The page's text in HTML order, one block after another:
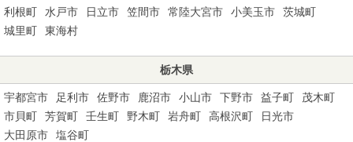
利根町
水戸市 日立市 笠間市 常陸大宮市 小美玉市
茨城町
城里町
東海村
栃木県
宇都宮市 足利市 佐野市 鹿沼市 小山市 下野市 益子町
茂木町
市貝町
芳賀町 壬生町 野木町 岩舟町 高根沢町
日光市
大田原市
塩谷町